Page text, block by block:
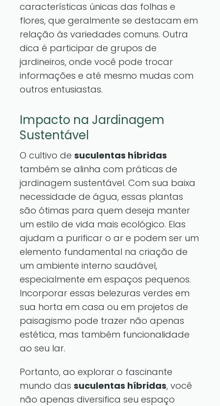
características únicas das folhas e
flores, que geralmente se destacam em
relação às variedades comuns. Outra
dica é participar de grupos de
jardineiros, onde você pode trocar
informações e até mesmo mudas com
outros entusiastas.
Impacto na Jardinagem
Sustentável
O cultivo de suculentas híbridas
também se alinha com práticas de
jardinagem sustentável. Com sua baixa
necessidade de água, essas plantas
são ótimas para quem deseja manter
um estilo de vida mais ecológico. Elas
ajudam a purificar o ar e podem ser um
elemento fundamental na criação de
um ambiente interno saudável,
especialmente em espaços pequenos.
Incorporar essas belezuras verdes em
sua horta em casa ou em projetos de
paisagismo pode trazer não apenas
estética, mas também funcionalidade
ao seu lar.
Portanto, ao explorar o fascinante
mundo das suculentas híbridas, você
não apenas diversifica seu espaço